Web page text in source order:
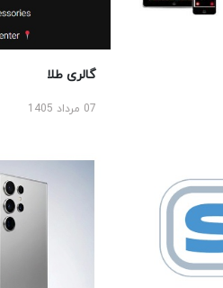
گالری طلا
07 مرداد 1405